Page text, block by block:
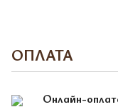
ОПЛАТА
Онлайн-